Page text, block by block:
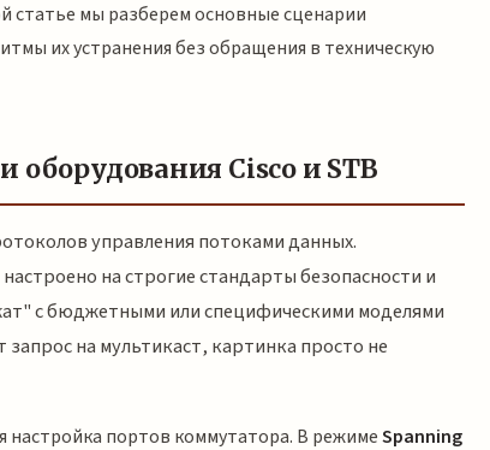
статье мы разберем основные сценарии
их устранения без обращения в техническую
Cisco и STB
управления потоками данных.
на строгие стандарты безопасности и
с бюджетными или специфическими моделями
на мультикаст, картинка просто не
настройка портов коммутатора. В режимеSpanning